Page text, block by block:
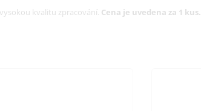
kvalitu zpracování. Cena je uvedena za 1 kus.